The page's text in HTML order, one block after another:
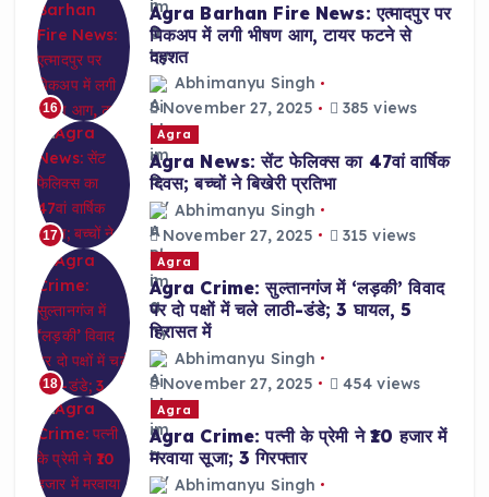
16
Agra Barhan Fire News: एत्मादपुर पर
पिकअप में लगी भीषण आग, टायर फटने से
दहशत
Abhimanyu Singh
November 27, 2025
385 views
17
Agra
Agra News: सेंट फेलिक्स का 47वां वार्षिक
दिवस; बच्चों ने बिखेरी प्रतिभा
Abhimanyu Singh
November 27, 2025
315 views
18
Agra
Agra Crime: सुल्तानगंज में ‘लड़की’ विवाद
पर दो पक्षों में चले लाठी-डंडे; 3 घायल, 5
हिरासत में
Abhimanyu Singh
November 27, 2025
454 views
Agra
Agra Crime: पत्नी के प्रेमी ने ₹10 हजार में
मरवाया सूजा; 3 गिरफ्तार
Abhimanyu Singh